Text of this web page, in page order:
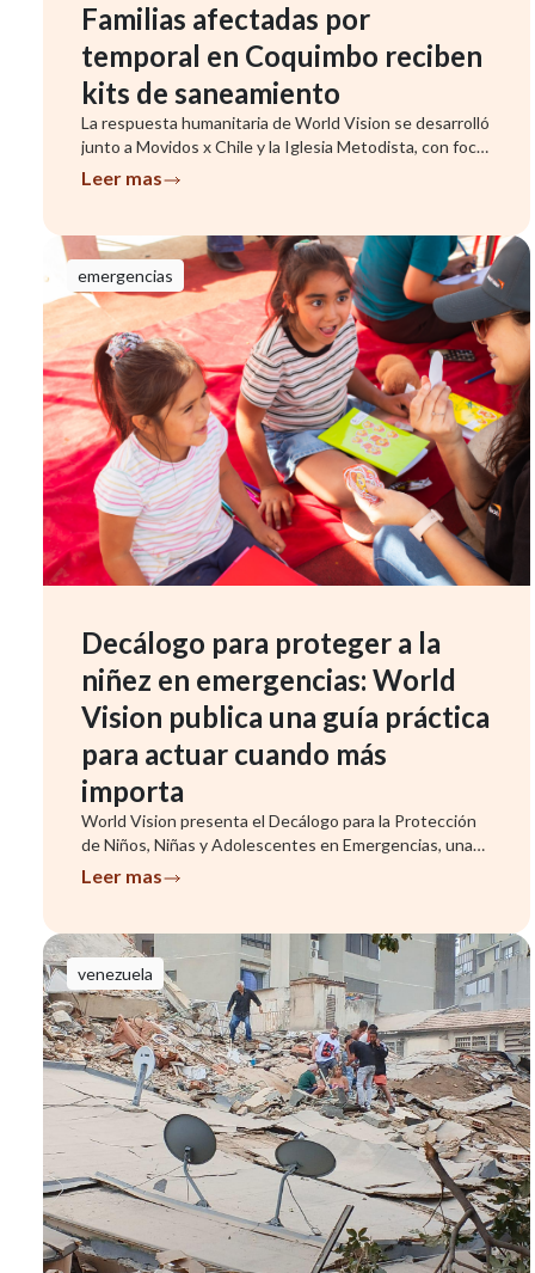
Familias afectadas por
temporal en Coquimbo reciben
kits de saneamiento
La respuesta humanitaria de World Vision se desarrolló
junto a Movidos x Chile y la Iglesia Metodista, con foco
en famil...
Leer mas
emergencias
Decálogo para proteger a la
niñez en emergencias: World
Vision publica una guía práctica
para actuar cuando más
importa
World Vision presenta el Decálogo para la Protección
de Niños, Niñas y Adolescentes en Emergencias, una
herramienta que ...
Leer mas
venezuela